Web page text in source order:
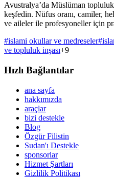
Avustralya’da Müslüman
keşfedin. Nüfus oranı, camiler,
ve aileler ile profesyoneller için
#islami okullar ve medreseler#
ve topluluk inşası+9
Hızlı Bağlantılar
ana sayfa
hakkımızda
araçlar
bizi destekle
Blog
Özgür Filistin
Sudan'ı Destekle
sponsorlar
Hizmet Şartları
Gizlilik Politikası